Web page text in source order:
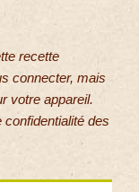
recette
connecter, mais
votre appareil.
des